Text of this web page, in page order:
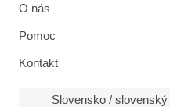
O nás
Pomoc
Kontakt
Slovensko / slovenský